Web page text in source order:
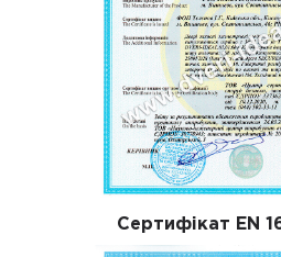
Сертифікат EN